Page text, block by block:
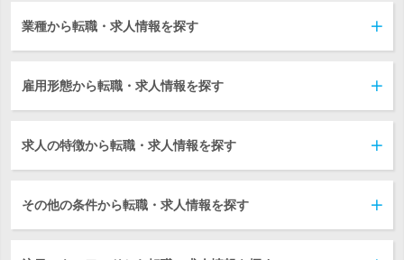
業種から転職・求人情報を探す
雇用形態から転職・求人情報を探す
求人の特徴から転職・求人情報を探す
その他の条件から転職・求人情報を探す